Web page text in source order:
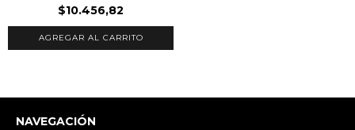
$10.456,82
NAVEGACIÓN